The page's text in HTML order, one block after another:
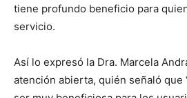
tiene profundo beneficio para
servicio.
Así lo expresó la Dra. Marcela
atención abierta, quién señaló que